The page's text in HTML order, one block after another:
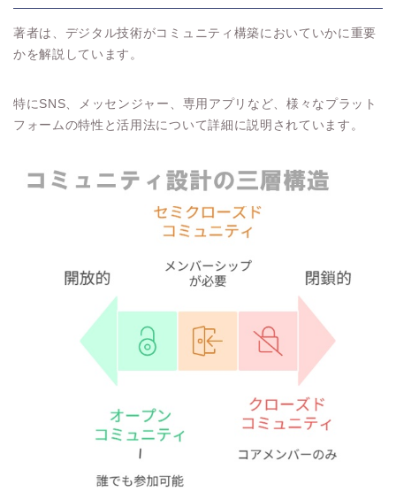
著者は、デジタル技術がコミュニティ構築においていかに重要
かを解説しています。
特にSNS、メッセンジャー、専用アプリなど、様々なプラット
フォームの特性と活用法について詳細に説明されています。